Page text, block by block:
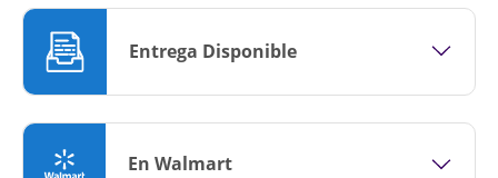
Entrega Disponible
En Walmart